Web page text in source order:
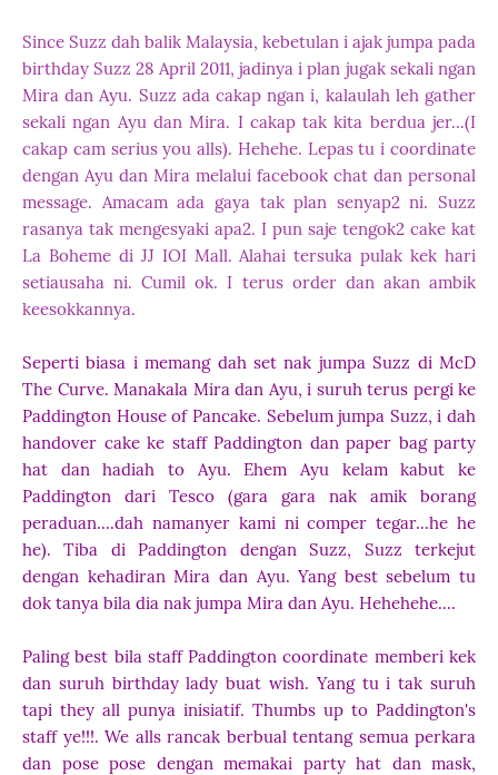
Since Suzz dah balik Malaysia, kebetulan i ajak jumpa pada
birthday Suzz 28 April 2011, jadinyai plan jugak sekali ngan
Mira dan Ayu. Suzz ada cakap ngan i, kalaulah leh gather
sekali ngan Ayu dan Mira. I cakap tak kita berdua jer...(I
cakap cam serius you alls). Hehehe. Lepas tu i coordinate
dengan Ayu dan Mira melalui facebook chat dan personal
message. Amacam ada gaya tak plan senyap2 ni. Suzz
rasanya tak mengesyaki apa2. I pun saje tengok2 cake kat
La Boheme di JJ IOI Mall. Alahai tersuka pulak kek hari
setiausaha ni. Cumil ok. I terus order dan akan ambik
keesokkannya.
Seperti biasa i memang dah set nak jumpa Suzz di McD
The Curve. Manakala Mira dan Ayu, i suruh terus pergi ke
Paddington House of Pancake. Sebelum jumpa Suzz, i dah
handover cake ke staff Paddington dan paper bag party
hat dan hadiah to Ayu. Ehem Ayu kelam kabut ke
Paddington dari Tesco (gara gara nak amik borang
peraduan....dah namanyer kami ni comper tegar...he he
he). Tiba di Paddington dengan Suzz, Suzz terkejut
dengan kehadiran Mira dan Ayu. Yang best sebelum tu
dok tanya bila dia nak jumpa Mira dan Ayu. Hehehehe....
Paling best bila staff Paddington coordinate memberi kek
dan suruh birthday lady buat wish. Yang tu i tak suruh
tapi they all punya inisiatif. Thumbs up to Paddington's
staff ye!!!. We alls rancak berbual tentang semua perkara
dan pose pose dengan memakai party hat dan mask,